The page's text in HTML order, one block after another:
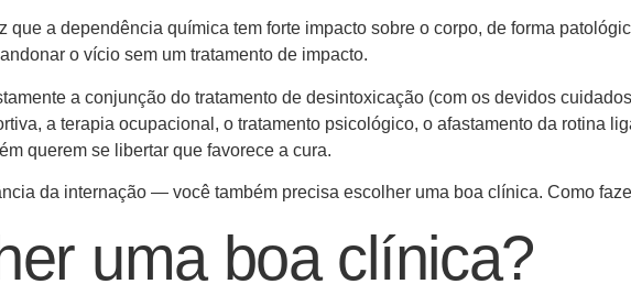
que a dependência química tem forte impacto sobre o corpo, de forma
o vício sem um tratamento de impacto.
a conjunção do tratamento de desintoxicação (com os devidos
a terapia ocupacional, o tratamento psicológico, o afastamento da rotina
querem se libertar que favorece a cura.
da internação — você também precisa escolher uma boa clínica. Como
uma boa clínica?